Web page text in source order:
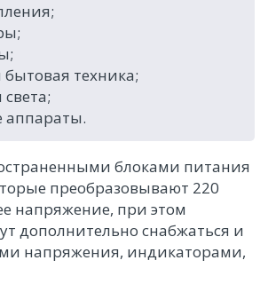
техника;
аппараты.
блоками питания
преобразовывают 220
напряжение, при этом
дополнительно снабжаться и
напряжения, индикаторами,